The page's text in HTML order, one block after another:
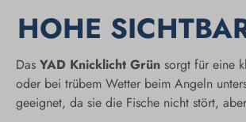
HOHE
Das YAD Knicklicht Grün sorgt für eine
oder bei trübem Wetter beim Angeln
geeignet, da sie die Fische nicht stört,